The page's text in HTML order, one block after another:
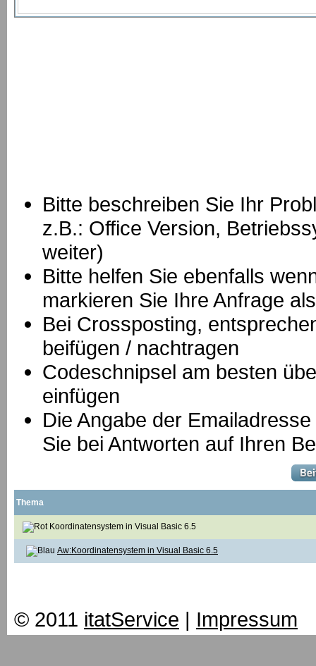
Bitte beschreiben Sie Ihr
z.B.: Office Version,
weiter)
Bitte helfen Sie ebenfalls
markieren Sie Ihre Anfrage
Bei Crossposting,
beifügen / nachtragen
Codeschnipsel am besten
einfügen
Die Angabe der
Sie bei Antworten auf Ihren
Thema
Koordinatensystem in Visual Basic 6.5
Aw:Koordinatensystem in Visual Basic 6.5
© 2011 itatService | Impressum